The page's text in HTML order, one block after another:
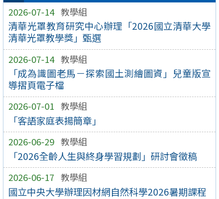
2026-07-14 教學組
清華光罩教育研究中心辦理「2026國立清華大學
清華光罩教學獎」甄選
2026-07-14 教學組
「成為識圖老馬－探索國土測繪圖資」兒童版宣
導摺頁電子檔
2026-07-01 教學組
「客語家庭表揚簡章」
2026-06-29 教學組
「2026全齡人生與終身學習規劃」研討會徵稿
2026-06-17 教學組
國立中央大學辦理因材網自然科學2026暑期課程